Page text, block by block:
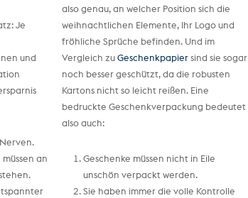
Je
und
an
also genau, an welcher Position sich die
weihnachtlichen Elemente, Ihr Logo und
fröhliche Sprüche befinden. Und im
Vergleich zu Geschenkpapiersind sie sogar
noch besser geschützt, da die robusten
Kartons nicht so leicht reißen. Eine
bedruckte Geschenkverpackung bedeutet
also auch:
Geschenke müssen nicht in Eile
unschön verpackt werden.
Sie haben immer die volle Kontrolle